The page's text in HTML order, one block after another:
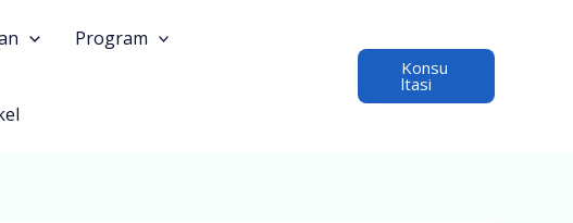
Program
Konsu
ltasi